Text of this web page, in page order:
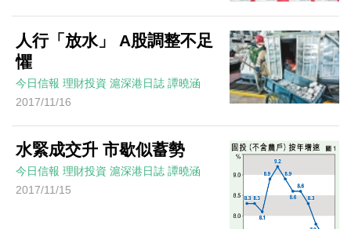
人行「放水」 A股調整不足
懼
今日信報 理財投資 滬深港日誌 譚曉涵
2017/11/16
水緊成交升 市歇似蓄勢
今日信報 理財投資 滬深港日誌 譚曉涵
2017/11/15